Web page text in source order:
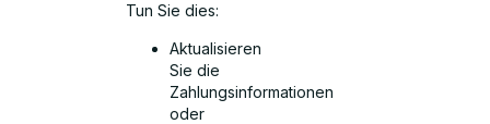
Tun Sie dies:
Aktualisieren
Sie die
Zahlungsinformationen
oder